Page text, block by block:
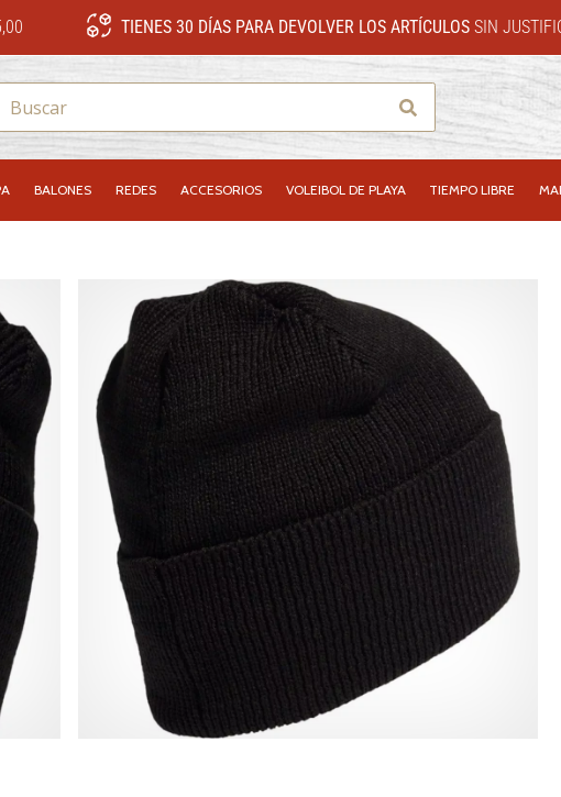
TIENES 30 DÍAS PARA DEVOLVER LOS ARTÍCULOS SIN
Buscar
BALONES REDES ACCESORIOS VOLEIBOL DE PLAYA TIEMPO LIBRE